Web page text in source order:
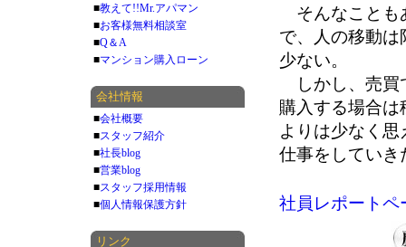
そんなことも
で、人の移動
少ない。
しかし、売買
購入する場合
よりは少なく
仕事をしていき
社員レポートペ
■教えて!!Mr.アパマン
■お客様無料相談室
■Q＆A
■マンション購入ローン
会社情報
■会社概要
■スタッフ紹介
■社長blog
■営業blog
■スタッフ採用情報
■個人情報保護方針
リンク